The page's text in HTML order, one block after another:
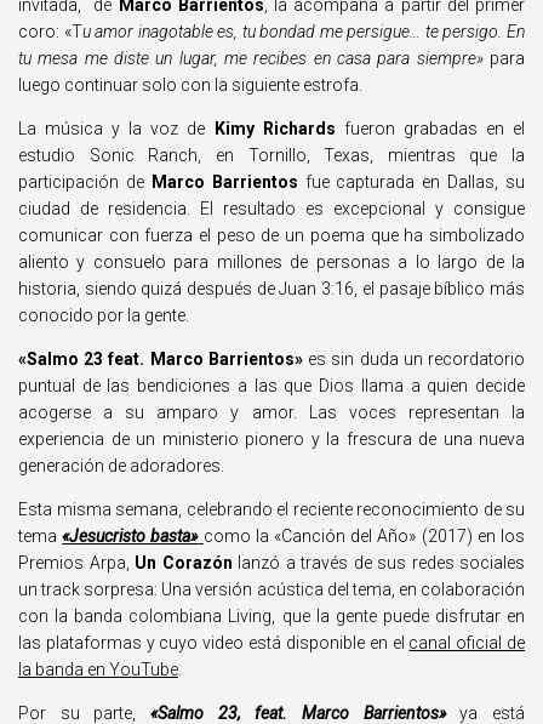
invitada, de Marco Barrientos , la acompaña a partir del primer
coro: «Tu amor inagotable es, tu bondad me persigue… te persigo. En
tu mesa me diste un lugar, me recibes en casa para siempre»para
luego continuar solo con la siguiente estrofa.
La música y la voz de Kimy Richards fueron grabadas en el
estudio Sonic Ranch, en Tornillo, Texas, mientras que la
participación de Marco Barrientos fue capturada en Dallas, su
ciudad de residencia. El resultado es excepcional y consigue
comunicar con fuerza el peso de un poema que ha simbolizado
aliento y consuelo para millones de personas a lo largo de la
historia, siendo quizá después de Juan 3:16, el pasaje bíblico más
conocido por la gente.
«Salmo 23 feat. Marco Barrientos»es sin duda un recordatorio
puntual de las bendiciones a las que Dios llama a quien decide
acogerse a su amparo y amor. Las voces representan la
experiencia de un ministerio pionero y la frescura de una nueva
generación de adoradores.
Esta misma semana, celebrando el reciente reconocimiento de su
tema«Jesucristo basta» como la «Canción del Año» (2017) en los
Premios Arpa, Un Corazón lanzó a través de sus redes sociales
un track sorpresa: Una versión acústica del tema, en colaboración
con la banda colombiana Living, que la gente puede disfrutar en
las plataformas y cuyo video está disponible en el canal oficial de
la banda en YouTube
Por su parte, «Salmo 23, feat. Marco Barrientos»ya está